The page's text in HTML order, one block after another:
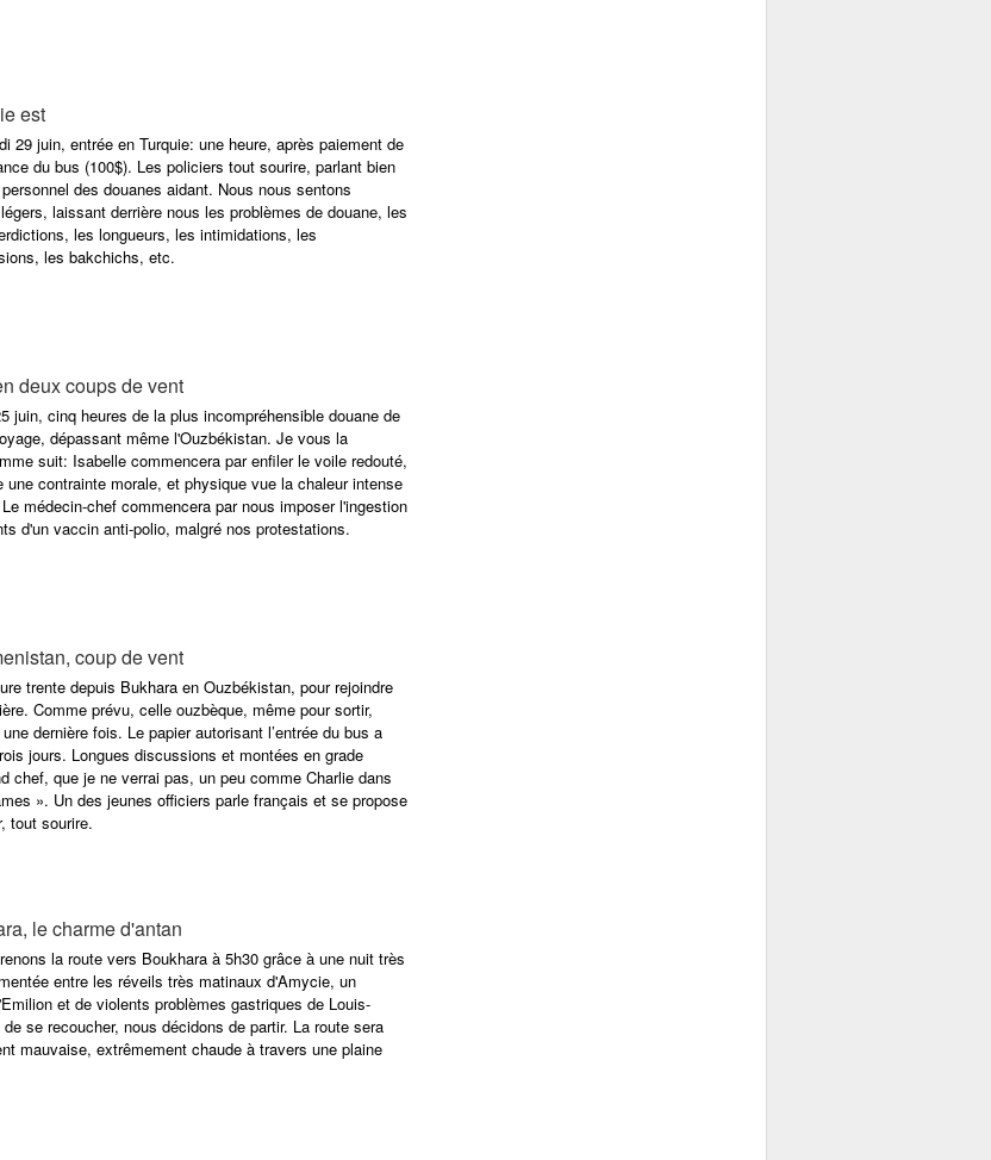
est
29 juin, entrée en Turquie: une heure, après paiement de
du bus (100$). Les policiers tout sourire, parlant bien
des douanes aidant. Nous nous sentons
laissant derrière nous les problèmes de douane, les
les longueurs, les intimidations, les
les bakchichs, etc.
deux coups de vent
juin, cinq heures de la plus incompréhensible douane de
dépassant même l'Ouzbékistan. Je vous la
suit: Isabelle commencera par enfiler le voile redouté,
une contrainte morale, et physique vue la chaleur intense
médecin-chef commencera par nous imposer l'ingestion
d'un vaccin anti-polio, malgré nos protestations.
coup de vent
trente depuis Bukhara en Ouzbékistan, pour rejoindre
Comme prévu, celle ouzbèque, même pour sortir,
dernière fois. Le papier autorisant l’entrée du bus a
jours. Longues discussions et montées en grade
chef, que je ne verrai pas, un peu comme Charlie dans
». Un des jeunes officiers parle français et se propose
tout sourire.
le charme d'antan
la route vers Boukhara à 5h30 grâce à une nuit très
entre les réveils très matinaux d'Amycie, un
et de violents problèmes gastriques de Louis-
se recoucher, nous décidons de partir. La route sera
mauvaise, extrêmement chaude à travers une plaine